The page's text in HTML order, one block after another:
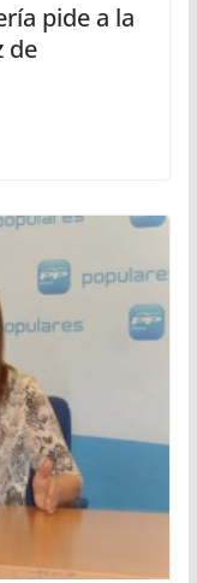
pide a la
de